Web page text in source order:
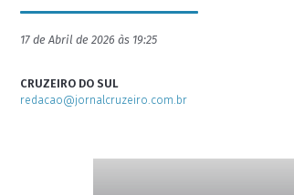
17 de Abril de 2026 às 19:25
CRUZEIRO DO SUL
redacao@jornalcruzeiro.com.br